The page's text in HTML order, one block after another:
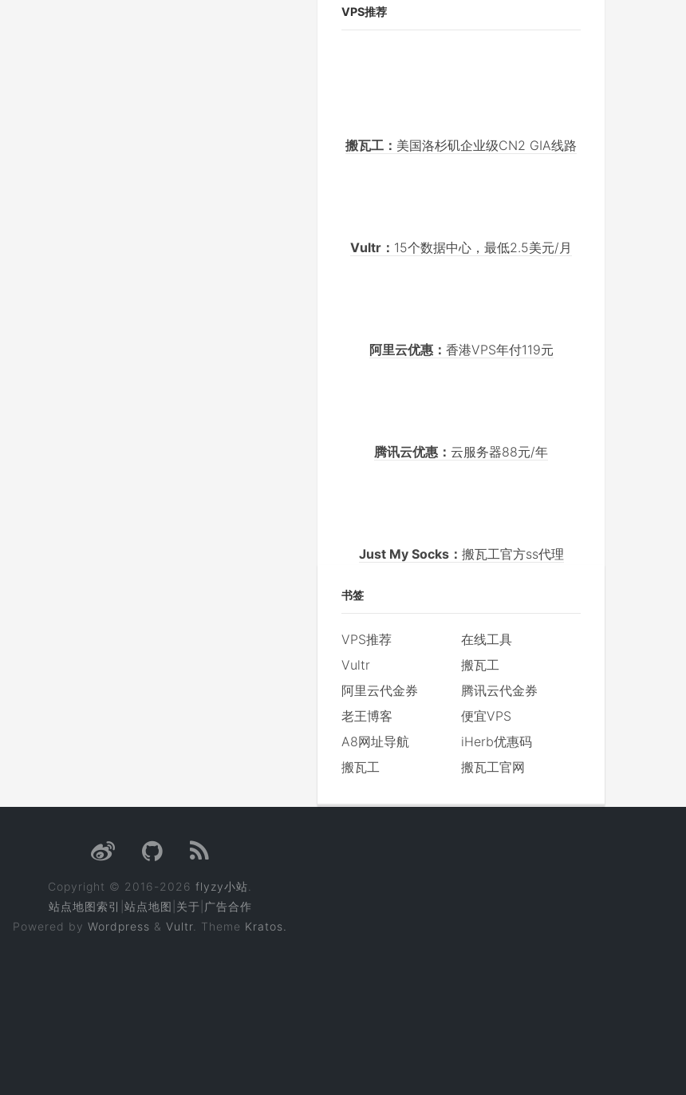
VPS推荐
搬瓦工： 美国洛杉矶企业级CN2 GIA线路
Vultr： 15个数据中心，最低2.5美元/月
阿里云优惠： 香港VPS年付119元
腾讯云优惠： 云服务器88元/年
Just My Socks： 搬瓦工官方ss代理
书签
VPS推荐
在线工具
Vultr
搬瓦工
阿里云代金券
腾讯云代金券
老王博客
便宜VPS
A8网址导航
iHerb优惠码
搬瓦工
搬瓦工官网
Copyright © 2016-2026 flyzy小站
站点地图索引 站点地图 关于 广告合作
Powered by Wordpress & Vultr . Theme Kratos.